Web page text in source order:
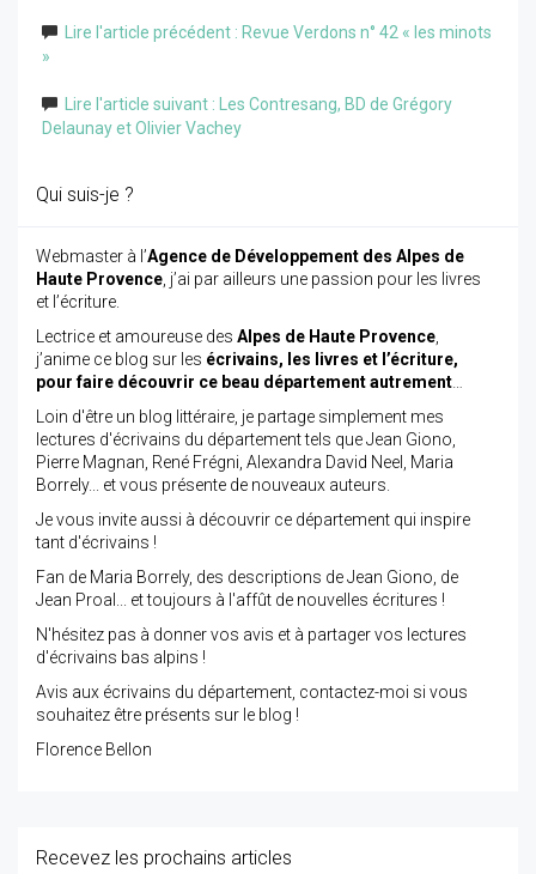
Lire l'article précédent : Revue Verdons n° 42 « les minots
»
Lire l'article suivant : Les Contresang, BD de Grégory
Delaunay et Olivier Vachey
Qui suis-je ?
Webmaster à l’Agence de Développement des Alpes de
Haute Provence , j’ai par ailleurs une passion pour les livres
et l’écriture.
Lectrice et amoureuse des Alpes de Haute Provence
j’anime ce blog sur les écrivains, les livres et l’écriture,
pour faire découvrir ce beau département autrement
Loin d'être un blog littéraire, je partage simplement mes
lectures d'écrivains du département tels que Jean Giono,
Pierre Magnan, René Frégni, Alexandra David Neel, Maria
Borrely... et vous présente de nouveaux auteurs.
Je vous invite aussi à découvrir ce département qui inspire
tant d'écrivains !
Fan de Maria Borrely, des descriptions de Jean Giono, de
Jean Proal... et toujours à l'affût de nouvelles écritures !
N'hésitez pas à donner vos avis et à partager vos lectures
d'écrivains bas alpins !
Avis aux écrivains du département, contactez-moi si vous
souhaitez être présents sur le blog !
Florence Bellon
Recevez les prochains articles